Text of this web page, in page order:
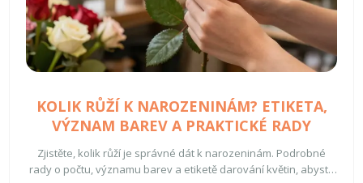
KOLIK RŮŽÍ K NAROZENINÁM? ETIKETA,
VÝZNAM BAREV A PRAKTICKÉ RADY
Zjistěte, kolik růží je správné dát k narozeninám. Podrobné
rady o počtu, významu barev a etiketě darování květin, abyste